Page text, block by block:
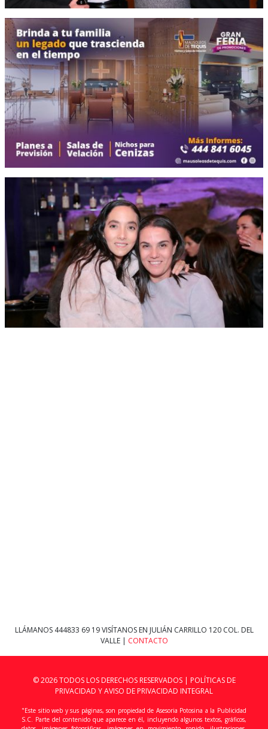
LLÁMANOS 444833 69 19VISÍTANOS EN JULIÁN CARRILLO 120 COL. DEL
VALLE | CONTACTO
© 2026 TODOS LOS DERECHOS RESERVADOS | POLÍTICAS DE
PRIVACIDAD Y AVISO DE PRIVACIDAD INTEGRAL
"Este sitio web y sus páginas, son propiedad de Asesoria Potosina a la Publicidad
S.C. Parte del contenido que aparece en él, incluyendo algunos textos, gráficos,